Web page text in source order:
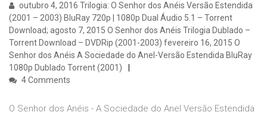
outubro 4, 2016 Trilogia: O Senhor dos Anéis Versão Estendida
(2001 – 2003) BluRay 720p | 1080p Dual Áudio 5.1 – Torrent
Download; agosto 7, 2015 O Senhor dos Anéis Trilogia Dublado –
Torrent Download – DVDRip (2001-2003) fevereiro 16, 2015 O
Senhor dos Anéis A Sociedade do Anel-Versão Estendida BluRay
1080p Dublado Torrent (2001)
4 Comments
O Senhor dos Anéis - A Sociedade do Anel Versão Estendida